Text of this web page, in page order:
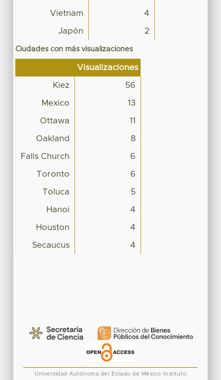
Vietnam 4
Japón 2
Ciudades con más visualizaciones
Visualizaciones
Kiez 56
Mexico 13
Ottawa 11
Oakland 8
Falls Church 6
Toronto 6
Toluca 5
Hanoi 4
Houston 4
Secaucus 4
Universidad Autónoma del Estado de México
Instituto